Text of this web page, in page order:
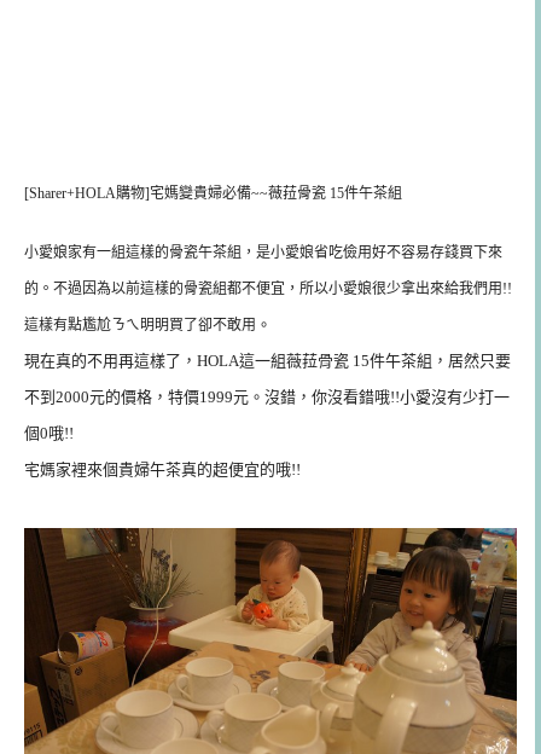
[Sharer+HOLA購物]宅媽變貴婦必備~~薇菈骨瓷 15件午茶組
小愛娘家有一組這樣的骨瓷午茶組，是小愛娘省吃儉用好不容易存錢買下來
的。不過因為以前這樣的骨瓷組都不便宜，所以小愛娘很少拿出來給我們用!!
這樣有點尷尬ㄋㄟ明明買了卻不敢用 。
現在真的不用再這樣了，HOLA這一組薇菈骨瓷 15件午茶組，居然只要
不到2000元的價格，特價1999元。沒錯，你沒看錯哦!!小愛沒有少打一
個0哦!!
宅媽家裡來個貴婦午茶真的超便宜的哦!!